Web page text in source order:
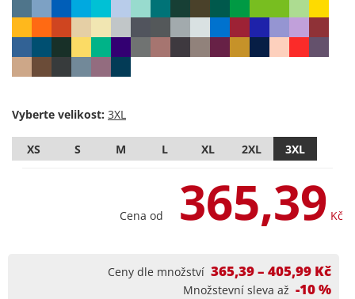
Vyberte velikost:
XS S M L XL 2XL 3XL
Cena od 365,39 Kč
Ceny dle množství 365,39 – 405,99 Kč
Množstevní sleva až -10 %